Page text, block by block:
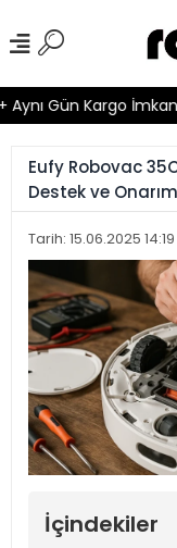
Kargo İmkanı!
Eufy Robovac
Destek ve
Tarih: 15.06.2025 14:19
İçindekiler